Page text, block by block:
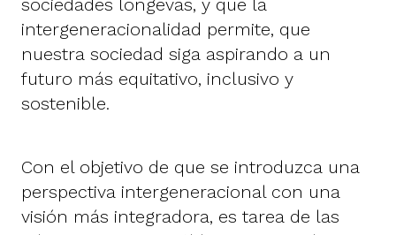
sociedades longevas, y que la
intergeneracionalidad permite, que
nuestra sociedad siga aspirando a un
futuro más equitativo, inclusivo y
sostenible.
Con el objetivo de que se introduzca una
perspectiva intergeneracional con una
visión más integradora, es tarea de las